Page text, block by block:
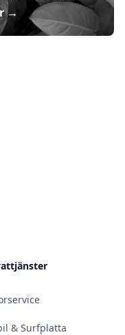
→
& Surfplatta